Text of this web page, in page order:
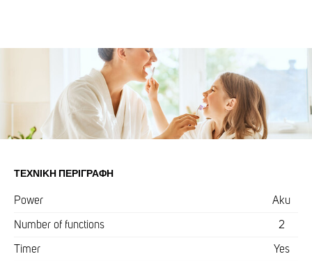
ΤΕΧΝΙΚΉ ΠΕΡΙΓΡΑΦΉ
Power Aku
Number of functions 2
Timer Yes